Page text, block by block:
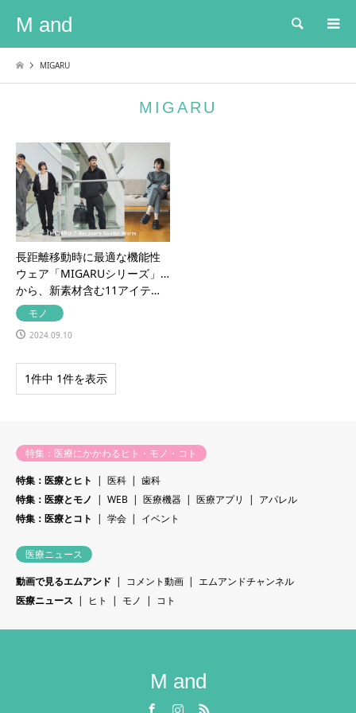
M and 検索
MIGARU
MIGARU
長距離移動時に最適な機能性
ウェア「MIGARUシリーズ」
から、新素材含む11アイテ…
モノ
2024.09.10
1件中 1件を表示
特集：医療にかかわるヒト・モノ・コト
特集：医療とヒト
医科
歯科
特集：医療とモノ
WEB 医療機器 医療アプリ
アパレル
特集：医療とコト
学会 イベント
医療ニュース
動画で見るエムアンド
コメント動画
エムアンドチャンネル
医療ニュース
ヒト モノ コト
M and